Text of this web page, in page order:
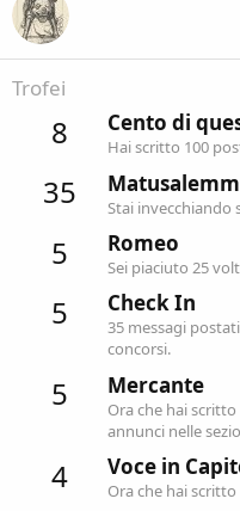
Trofei
8 Cento di
Hai scritto 100
35 Stai invecchiando
5 Romeo
Sei piaciuto 25
5 Check In
35 messagi
concorsi.
5 Mercante
Ora che hai
annunci nelle
4 Voce in
Ora che hai